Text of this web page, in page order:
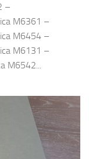
–
M6361 –
M6454 –
M6131 –
M6542...